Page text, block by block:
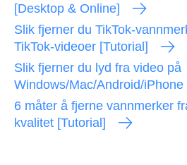
[Desktop & Online]
Slik fjerner du TikTok-
TikTok-videoer [Tutorial]
Slik fjerner du lyd fra video på
Windows/Mac/Android/iPhone
6 måter å fjerne vannmerker
kvalitet [Tutorial]